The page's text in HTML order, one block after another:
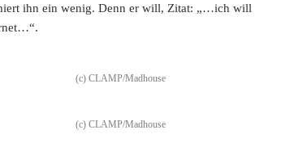
ihn ein wenig. Denn er will, Zitat: „…ich will
(c) CLAMP/Madhouse
(c) CLAMP/Madhouse